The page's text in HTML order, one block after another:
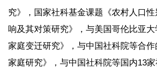
究》，国家社科基金课题《农村人口
响及其对策研究》，与美国哥伦比亚
家庭变迁研究》，与中国社科院等合
家庭研究》，与中国社科院等国内13